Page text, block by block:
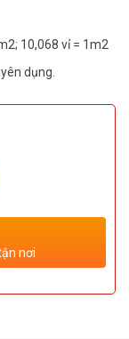
10,068 vỉ = 1m2
dụng.
nơi